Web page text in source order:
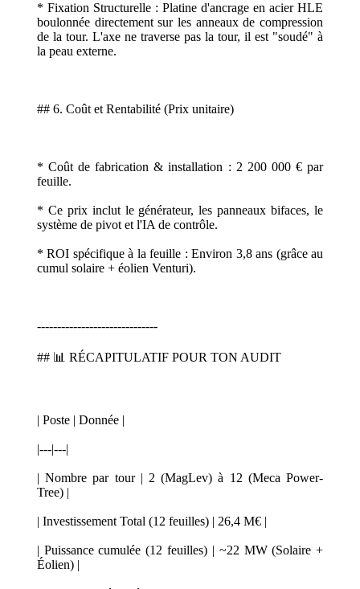
* Fixation Structurelle : Platine d'ancrage en acier HLE
boulonnée directement sur les anneaux de compression
de la tour. L'axe ne traverse pas la tour, il est "soudé" à
la peau externe.
## 6. Coût et Rentabilité (Prix unitaire)
* Coût de fabrication & installation : 2 200 000 € par
feuille.
* Ce prix inclut le générateur, les panneaux bifaces, le
système de pivot et l'IA de contrôle.
* ROI spécifique à la feuille : Environ 3,8 ans (grâce au
cumul solaire + éolien Venturi).
------------------------------
## 📊 RÉCAPITULATIF POUR TON AUDIT
| Poste | Donnée |
|---|---|
| Nombre par tour | 2 (MagLev) à 12 (Meca Power-
Tree) |
| Investissement Total (12 feuilles) | 26,4 M€ |
| Puissance cumulée (12 feuilles) | ~22 MW (Solaire +
Éolien) |